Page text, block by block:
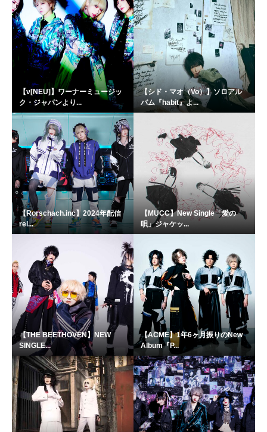
【ν[NEU]】ワーナーミュージッ
ク・ジャパンより...
【シド・マオ（Vo）】ソロアル
バム『habit』よ...
【Rorschach.inc】2024年配信
rel...
【MUCC】New Single「愛の
唄」ジャケッ...
【THE BEETHOVEN】NEW
SINGLE...
【ACME】1年6ヶ月振りのNew
Album『P...